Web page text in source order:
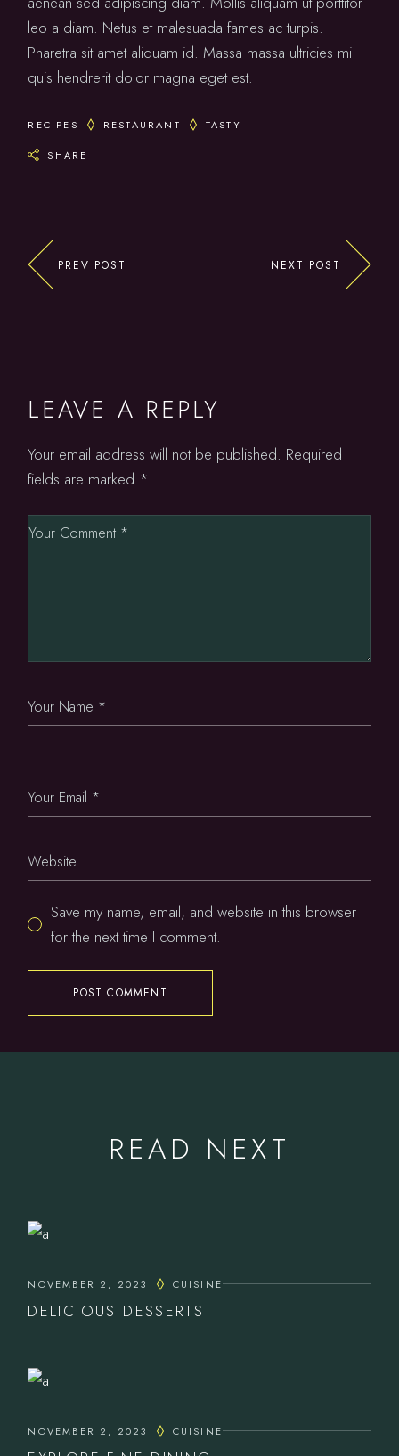
leo a diam. Netus et malesuada fames ac turpis.
Pharetra sit amet aliquam id. Massa massa ultricies mi
quis hendrerit dolor magna eget est.
RECIPES RESTAURANT TASTY
SHARE
PREV POST NEXT POST
LEAVE A REPLY
Your email address will not be published. Required
fields are marked *
Save my name, email, and website in this browser
for the next time I comment.
POST COMMENT
READ NEXT
NOVEMBER 2, 2023 CUISINE
DELICIOUS DESSERTS
NOVEMBER 2, 2023 CUISINE